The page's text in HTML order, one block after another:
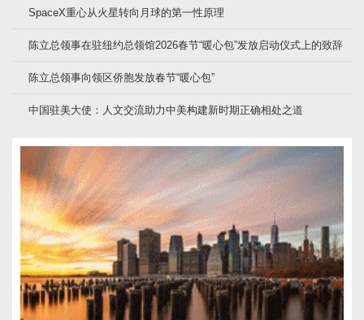
SpaceX重心从火星转向月球的第一性原理
陈立总领事在驻纽约总领馆2026春节“暖心包”发放启动仪式上的致辞
陈立总领事向领区侨胞发放春节“暖心包”
中国驻美大使：人文交流助力中美构建新时期正确相处之道